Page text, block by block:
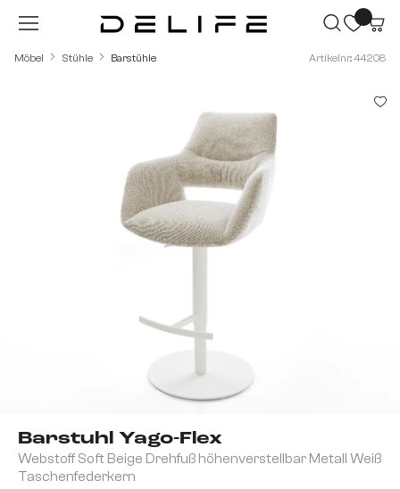
Zum Hauptinhalt springen
Möbel Stühle Barstühle Artikelnr.: 44208
Barstuhl Yago-Flex
Webstoff Soft Beige Drehfuß höhenverstellbar Metall Weiß
Taschenfederkern